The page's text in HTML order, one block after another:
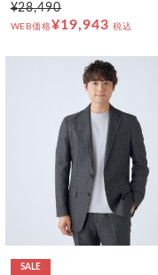
¥28,490
WEB価格¥19,943 税込
SALE